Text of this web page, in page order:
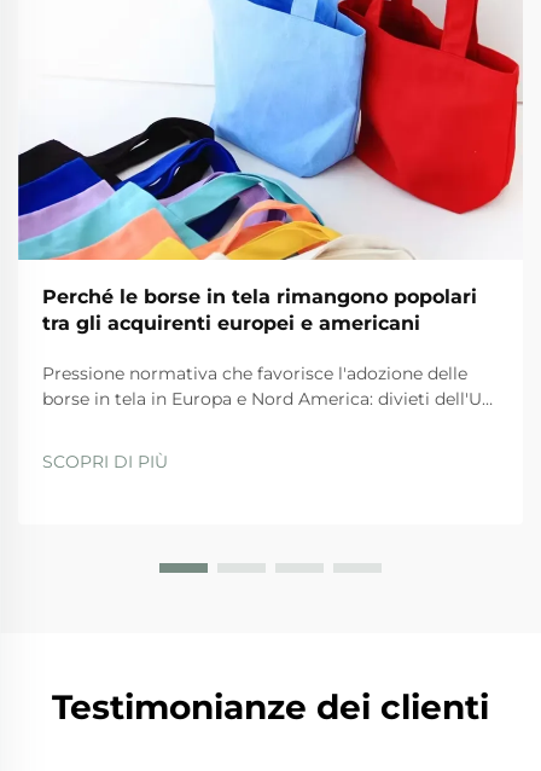
Perché le borse in tela rimangono popolari
tra gli acquirenti europei e americani
Pressione normativa che favorisce l'adozione delle
borse in tela in Europa e Nord America: divieti dell'UE
circolare. Le severe normative dell'UE stanno
spingendo fortemente le aziende verso l'uso di borse
SCOPRI DI PIÙ
Testimonianze dei clienti